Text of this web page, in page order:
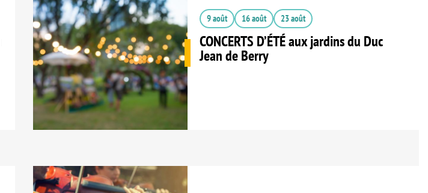
9 août 16 août 23 août
CONCERTS D’ÉTÉ aux jardins du Duc
Jean de Berry